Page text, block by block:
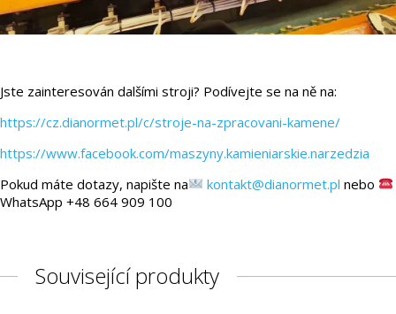
Jste zainteresován dalšími stroji? Podívejte se na ně na:
https://cz.dianormet.pl/c/stroje-na-zpracovani-kamene/
https://www.facebook.com/maszyny.kamieniarskie.narzedzia
Pokud máte dotazy, napište na
kontakt@dianormet.pl nebo
WhatsApp +48 664 909 100
Související produkty